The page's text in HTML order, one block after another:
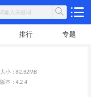
排行 专题
大小：82.62MB
版本：4.2.4